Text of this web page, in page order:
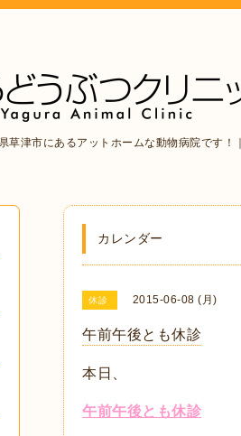
草津市にあるアットホームな動物病院です！｜
カレンダー
休診 2015-06-08 (月)
午前午後とも休診
本日、
午前午後とも休診